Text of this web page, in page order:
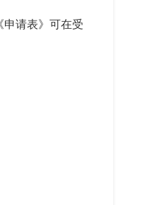
申请表》可在受